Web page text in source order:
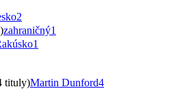
2
zahraničný1
1
tituly)Martin Dunford4